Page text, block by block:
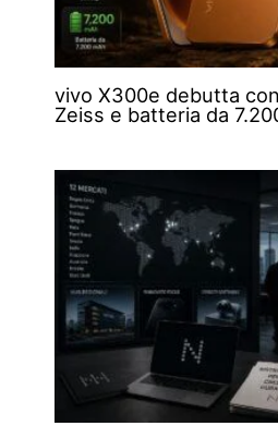
vivo X300e debutta
Zeiss e batteria da